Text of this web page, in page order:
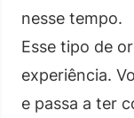
nesse tempo.
Esse tipo de
experiência.
e passa a ter